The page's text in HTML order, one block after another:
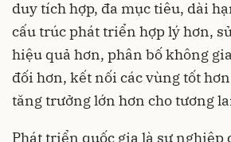
duy tích hợp, đa mục tiêu, dài
cấu trúc phát triển hợp lý hơn,
hiệu quả hơn, phân bố không
đối hơn, kết nối các vùng tốt
tăng trưởng lớn hơn cho tương
Phát triển quốc gia là sự nghiệp